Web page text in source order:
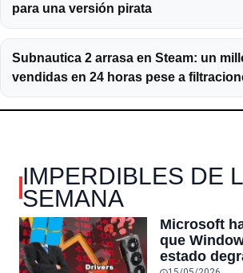
para una versión pirata
Subnautica 2 arrasa en Steam: un
vendidas en 24 horas pese a
IMPERDIBLES DE
SEMANA
Microsoft
que
estado